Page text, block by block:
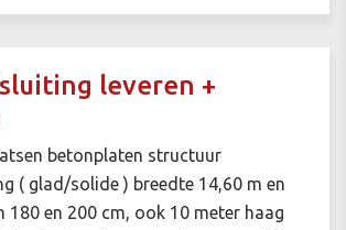
leveren +
betonplaten structuur
( glad/solide ) breedte 14,60 m en
180 en 200 cm, ook 10 meter haag